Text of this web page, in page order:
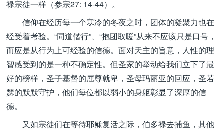
禄宗徒一样（参宗27: 14-44）。
信仰在经历每一个寒冷的冬夜之时，团体的凝聚力也在
经受着考验。“同道偕行”、“抱团取暖”从来不应该只是口号，
而应是从行为上可经验的信德。面对天主的旨意，人性的理
智感受到的是一种不确定性。但圣家的举动给我们立下了最
好的榜样，圣子基督的屈尊就卑，圣母玛丽亚的回应，圣若
瑟的默默守护，他们每位都以弱小的身躯彰显了深厚的信
德。
又如宗徒们在等待耶稣复活之际，伯多禄去捕鱼，其他